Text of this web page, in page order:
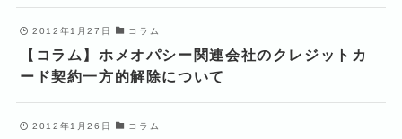
2012年1月27日 コラム
【コラム】ホメオパシー関連会社のクレジットカ
ード契約一方的解除について
2012年1月26日 コラム